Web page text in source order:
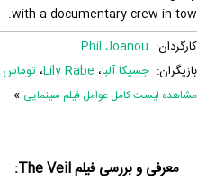
with a documentary crew in tow.
کارگردان: Phil Joanou
بازیگران: جسیکا آلبا، Lily Rabe،
مشاهده لیست کامل عوامل فیلم سینمایی »
معرفی و بررسی فیلم The Veil: